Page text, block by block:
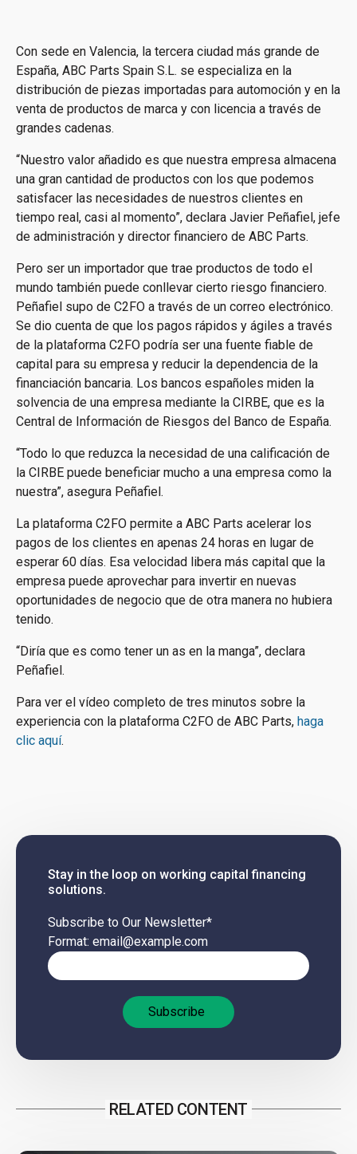
Con sede en Valencia, la tercera ciudad más grande de
España, ABC Parts Spain S.L. se especializa en la
distribución de piezas importadas para automoción y en la
venta de productos de marca y con licencia a través de
grandes cadenas.
“Nuestro valor añadido es que nuestra empresa almacena
una gran cantidad de productos con los que podemos
satisfacer las necesidades de nuestros clientes en
tiempo real, casi al momento”, declara Javier Peñafiel, jefe
de administración y director financiero de ABC Parts.
Pero ser un importador que trae productos de todo el
mundo también puede conllevar cierto riesgo financiero.
Peñafiel supo de C2FO a través de un correo electrónico.
Se dio cuenta de que los pagos rápidos y ágiles a través
de la plataforma C2FO podría ser una fuente fiable de
capital para su empresa y reducir la dependencia de la
financiación bancaria. Los bancos españoles miden la
solvencia de una empresa mediante la CIRBE, que es la
Central de Información de Riesgos del Banco de España.
“Todo lo que reduzca la necesidad de una calificación de
la CIRBE puede beneficiar mucho a una empresa como la
nuestra”, asegura Peñafiel.
La plataforma C2FO permite a ABC Parts acelerar los
pagos de los clientes en apenas 24 horas en lugar de
esperar 60 días. Esa velocidad libera más capital que la
empresa puede aprovechar para invertir en nuevas
oportunidades de negocio que de otra manera no hubiera
tenido.
“Diría que es como tener un as en la manga”, declara
Peñafiel.
Para ver el vídeo completo de tres minutos sobre la
experiencia con la plataforma C2FO de ABC Parts, haga
clic aquí.
Stay in the loop on working capital financing
solutions.
Subscribe to Our Newsletter*
Format: email@example.com
RELATED CONTENT